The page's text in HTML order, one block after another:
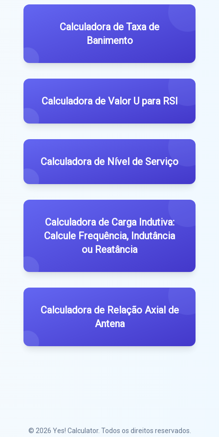
Calculadora de Taxa de
Banimento
Calculadora de Valor U para RSI
Calculadora de Nível de Serviço
Calculadora de Carga Indutiva:
Calcule Frequência, Indutância
ou Reatância
Calculadora de Relação Axial de
Antena
© 2026 Yes! Calculator. Todos os direitos reservados.